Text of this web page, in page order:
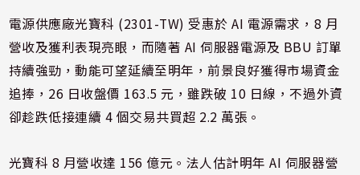
電源供應廠光寶科 (2301-TW) 受惠於 AI 電源需求，8 月
營收及獲利表現亮眼，而隨著 AI 伺服器電源及 BBU 訂單
持續強勁，動能可望延續至明年，前景良好獲得市場資金
追捧，26 日收盤價 163.5 元，雖跌破 10 日線，不過外資
卻趁跌低接連續 4 個交易共買超 2.2 萬張。
光寶科 8 月營收達 156 億元。法人估計明年 AI 伺服器營